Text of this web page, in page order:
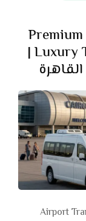
Luxury Toyota Hiace & Hyundai H1 |
Airport